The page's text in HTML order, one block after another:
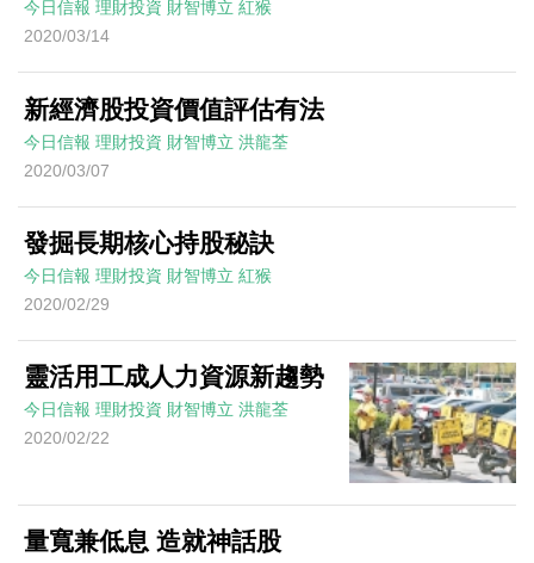
今日信報 理財投資 財智博立 紅猴
2020/03/14
新經濟股投資價值評估有法
今日信報 理財投資 財智博立 洪龍荃
2020/03/07
發掘長期核心持股秘訣
今日信報 理財投資 財智博立 紅猴
2020/02/29
靈活用工成人力資源新趨勢
今日信報 理財投資 財智博立 洪龍荃
2020/02/22
量寬兼低息 造就神話股